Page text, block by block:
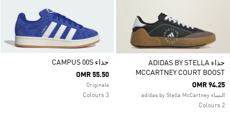
حذاء ADIDAS BY STELLA
MCCARTNEY COURT BOOST
OMR 94.25
النساء adidas by Stella McCartney
2 Colours
حذاء CAMPUS 00S
OMR 55.50
Originals
3 Colours